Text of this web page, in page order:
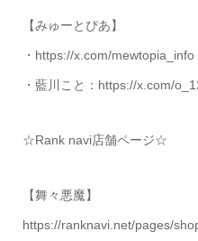
【みゅーとぴあ】
・https://x.com/mewtopia_info
・藍川こと：https://x.com/
☆Rank navi店舗ページ☆
【舞々悪魔】
https://ranknavi.net/pages/